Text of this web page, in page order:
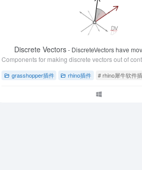
Discrete Vectors- DiscreteVectors have
grasshopper插件 rhino插件 # rhino犀牛软件